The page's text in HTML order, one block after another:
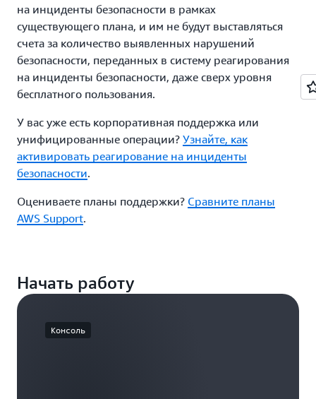
0,000538 USD за единицу полученных
данных)
Окончательная стоимость 1 390 000 единиц
полученных данных: 597,70 USD (уровень 3 –
0,000430 USD за единицу полученных
данных)
Итого за месяц: 934,30 USD
на инциденты безопасности в рамках
существующего плана, и им не будут выставляться
счета за количество выявленных нарушений
безопасности, переданных в систему реагирования
на инциденты безопасности, даже сверх уровня
бесплатного пользования.
У вас уже есть корпоративная поддержка или
унифицированные операции? Узнайте, как
активировать реагирование на инциденты
безопасности.
Оцениваете планы поддержки? Сравните планы
AWS Support.
Начать работу
Консоль